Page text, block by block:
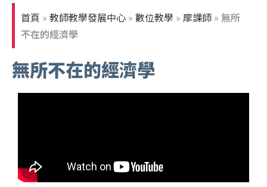
首頁 » 教師教學發展中心 » 數位教學 » 摩課師 » 無所
不在的經濟學
無所不在的經濟學